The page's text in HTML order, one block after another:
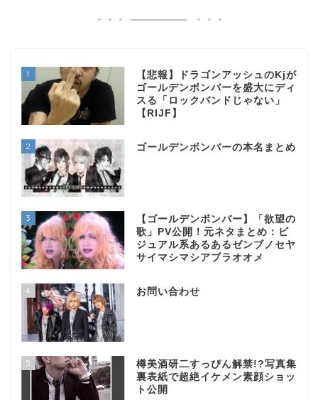
1
【悲報】ドラゴンアッシュのKjが
ゴールデンボンバーを盛大にディ
スる「ロックバンドじゃない」
【RIJF】
2 ゴールデンボンバーの本名まとめ
3
【ゴールデンボンバー】「欲望の
歌」PV公開！元ネタまとめ：ビ
ジュアル系あるあるゼンブノセヤ
サイマシマシアブラオオメ
4 お問い合わせ
5
樽美酒研二すっぴん解禁!?写真集
裏表紙で超絶イケメン素顔ショッ
ト公開